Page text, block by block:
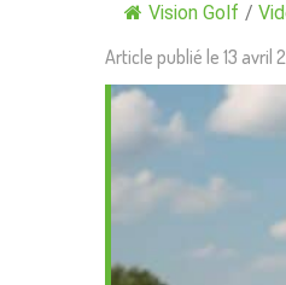
Vision Golf /
Article publié le 13 avril